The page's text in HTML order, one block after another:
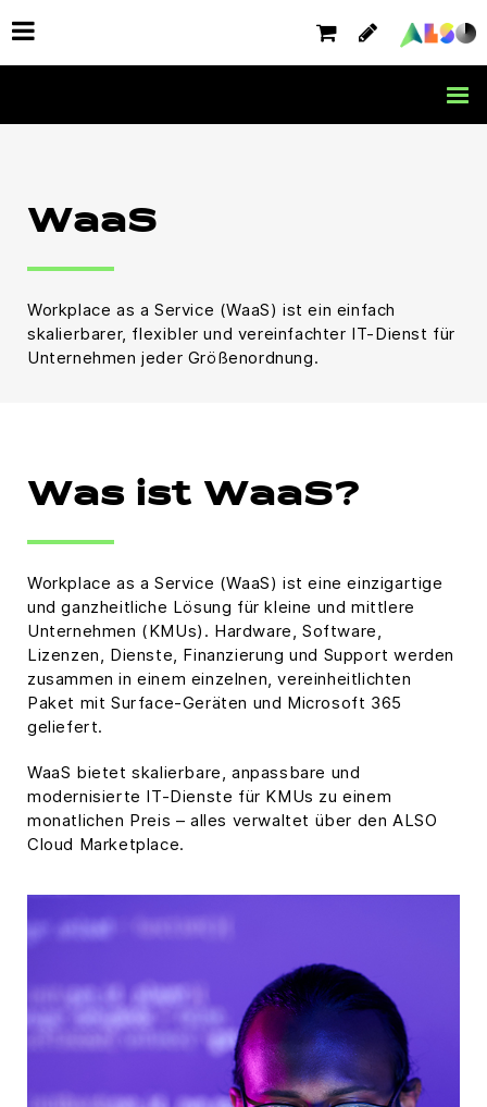
WaaS
Workplace as a Service (WaaS) ist ein einfach
skalierbarer, flexibler und vereinfachter IT-Dienst für
Unternehmen jeder Größenordnung.
Was ist WaaS?
Workplace as a Service (WaaS) ist eine einzigartige
und ganzheitliche Lösung für kleine und mittlere
Unternehmen (KMUs). Hardware, Software,
Lizenzen, Dienste, Finanzierung und Support werden
zusammen in einem einzelnen, vereinheitlichten
Paket mit Surface-Geräten und Microsoft 365
geliefert.
WaaS bietet skalierbare, anpassbare und
modernisierte IT-Dienste für KMUs zu einem
monatlichen Preis – alles verwaltet über den ALSO
Cloud Marketplace.